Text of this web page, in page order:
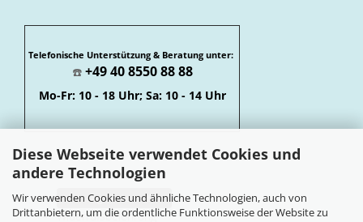
Diese Webseite verwendet Cookies und
andere Technologien
Wir verwenden Cookies und ähnliche Technologien, auch von
Drittanbietern, um die ordentliche Funktionsweise der Website zu
Telefonische Unterstützung & Beratung unter:
☎️ +49 40 8550 88 88
Mo-Fr: 10 - 18 Uhr; Sa: 10 - 14 Uhr
Vertrag widerrufen
Widerrufsbelehrung